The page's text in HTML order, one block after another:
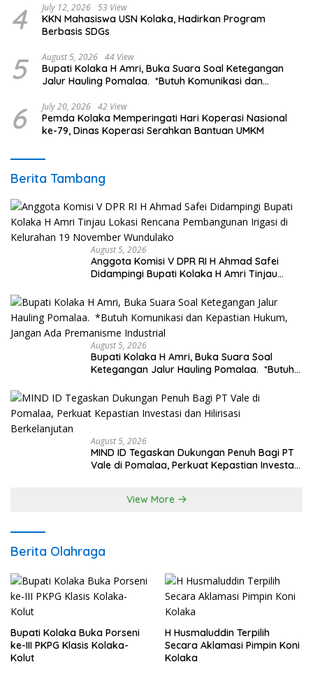
4 July 12, 2026 53 View
KKN Mahasiswa USN Kolaka, Hadirkan Program
Berbasis SDGs
5 August 5, 2026 44 View
Bupati Kolaka H Amri, Buka Suara Soal Ketegangan
Jalur Hauling Pomalaa. *Butuh Komunikasi dan
6 July 20, 2026 42 View
Pemda Kolaka Memperingati Hari Koperasi Nasional
ke-79, Dinas Koperasi Serahkan Bantuan UMKM
Berita Tambang
August 5, 2026
Anggota Komisi V DPR RI H Ahmad Safei
Didampingi Bupati Kolaka H Amri Tinjau
Kelurahan 19 November Wundulako
August 5, 2026
Bupati Kolaka H Amri, Buka Suara Soal
Ketegangan Jalur Hauling Pomalaa. *Butuh
Ada Premanisme Industrial
August 5, 2026
MIND ID Tegaskan Dukungan Penuh Bagi PT
Vale di Pomalaa, Perkuat Kepastian Investasi
View More
Berita Olahraga
Bupati Kolaka Buka Porseni
ke-III PKPG Klasis Kolaka-
Kolut
H Husmaluddin Terpilih
Secara Aklamasi Pimpin Koni
Kolaka